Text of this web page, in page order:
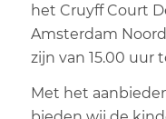
School
Vakantie
het Cruyff Court
Amsterdam
zijn van 15.00 uur
Met het